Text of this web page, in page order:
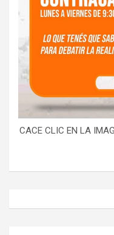
CACE CLIC EN LA